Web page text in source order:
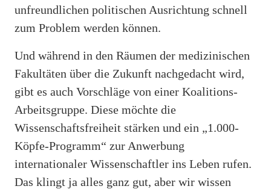
unfreundlichen politischen Ausrichtung schnell
zum Problem werden können.
Und während in den Räumen der medizinischen
Fakultäten über die Zukunft nachgedacht wird,
gibt es auch Vorschläge von einer Koalitions-
Arbeitsgruppe. Diese möchte die
Wissenschaftsfreiheit stärken und ein „1.000-
Köpfe-Programm“ zur Anwerbung
internationaler Wissenschaftler ins Leben rufen.
Das klingt ja alles ganz gut, aber wir wissen